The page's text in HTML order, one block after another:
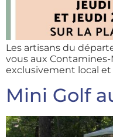
Les artisans du
vous aux
exclusivement local et
Mini Golf